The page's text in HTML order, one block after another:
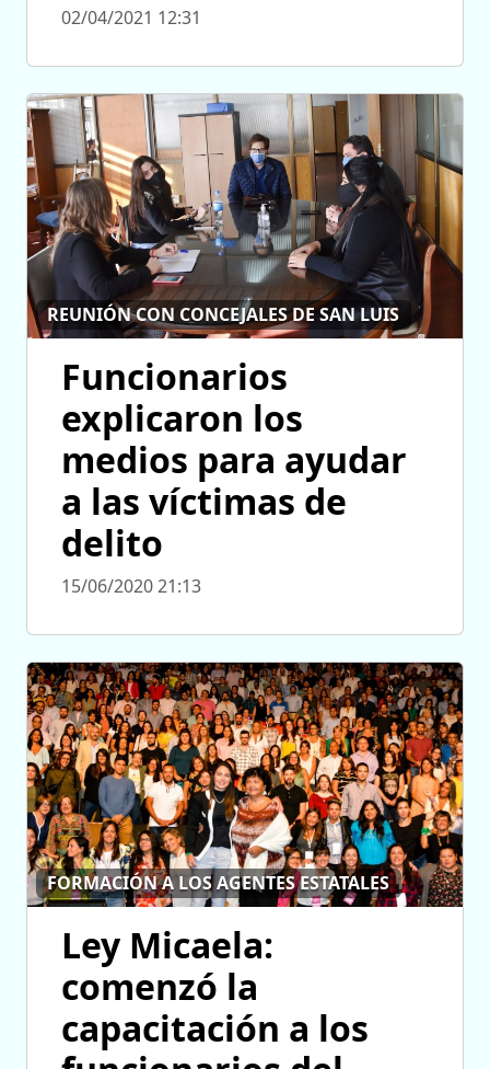
02/04/2021 12:31
REUNIÓN CON CONCEJALES DE SAN LUIS
Funcionarios
explicaron los
medios para ayudar
a las víctimas de
delito
15/06/2020 21:13
FORMACIÓN A LOS AGENTES ESTATALES
Ley Micaela:
comenzó la
capacitación a los